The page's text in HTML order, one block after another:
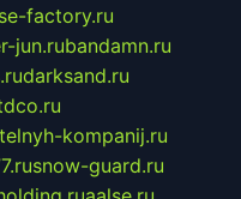
factory.ru
jun.rubandamn.ru
darksand.ru
kompanij.ru
snow-guard.ru